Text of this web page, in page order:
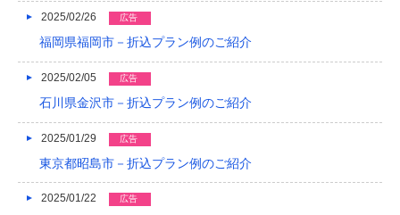
2013/09
2013/08
2013/07
2013/06
2025/02/26 広告
福岡県福岡市－折込プラン例のご紹介
2025/02/05 広告
石川県金沢市－折込プラン例のご紹介
2025/01/29 広告
東京都昭島市－折込プラン例のご紹介
2025/01/22 広告